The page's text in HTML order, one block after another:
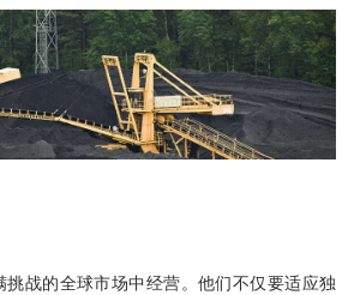
挑战的全球市场中经营。他们不仅要适应独